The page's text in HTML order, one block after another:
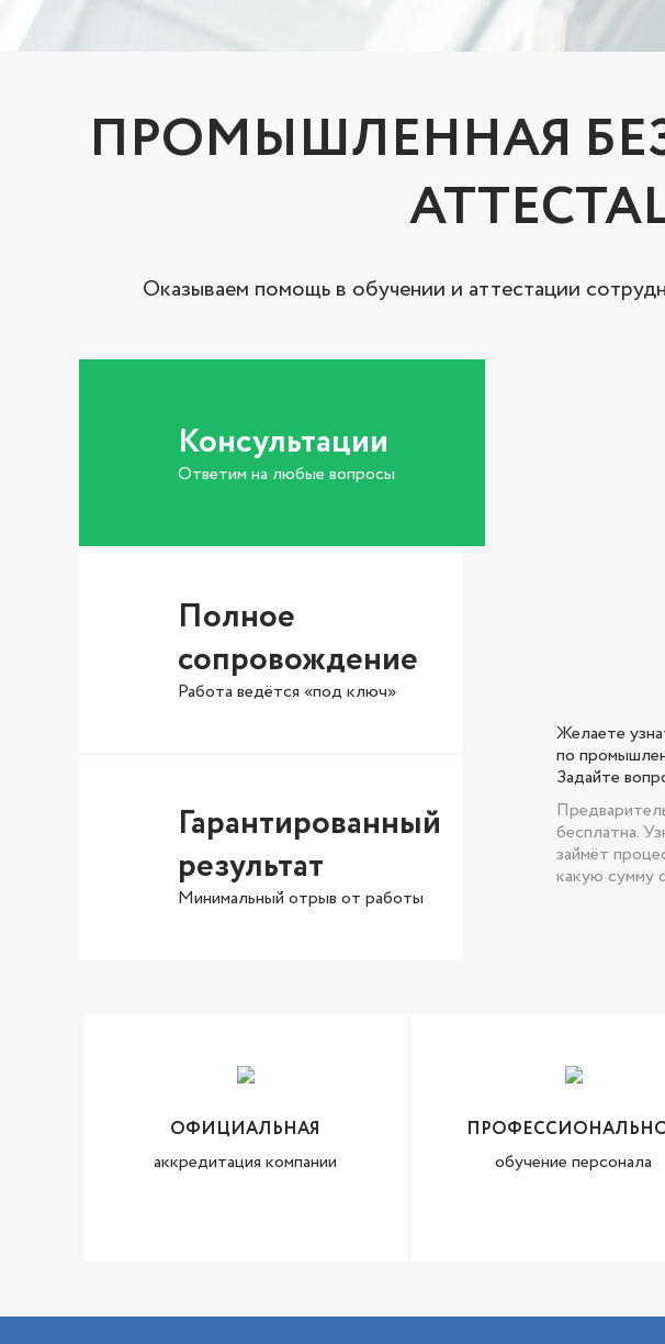
ПРОМЫШЛЕННАЯ
Оказываем помощь в обучении и аттестации
Консультации
Ответим на любые вопросы
Полное
сопровождение
Работа ведётся «под ключ»
Гарантированный
результат
Минимальный отрыв от работы
Желаете
по
Задайте
бесплатна.
займёт
какую сумму
ОФИЦИАЛЬНАЯ
аккредитация компании
обучение персонала